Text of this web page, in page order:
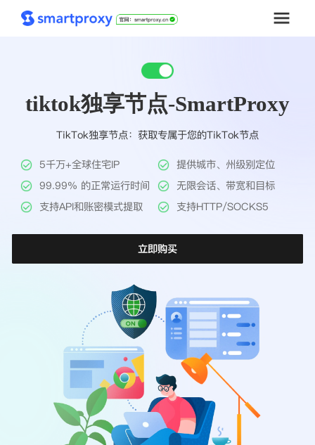
套餐购买
解决方案
工具
帮助中心
tiktok独享节点-SmartProxy
TikTok独享节点：获取专属于您的TikTok节点
5千万+全球住宅IP
提供城市、州级别定位
99.99% 的正常运行时间
无限会话、带宽和目标
支持API和账密模式提取
支持HTTP/SOCKS5
立即购买